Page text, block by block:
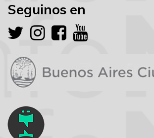
Seguinos en